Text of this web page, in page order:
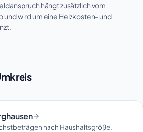
hängt zusätzlich vom
und wird um eine Heizkosten- und
nach Haushaltsgröße.